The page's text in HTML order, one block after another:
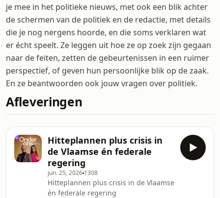
je mee in het politieke nieuws, met ook een blik achter
de schermen van de politiek en de redactie, met details
die je nog nergens hoorde, en die soms verklaren wat
er écht speelt. Ze leggen uit hoe ze op zoek zijn gegaan
naar de feiten, zetten de gebeurtenissen in een ruimer
perspectief, of geven hun persoonlijke blik op de zaak.
En ze beantwoorden ook jouw vragen over politiek.
Afleveringen
Hitteplannen plus crisis in
de Vlaamse én federale
regering
jun. 25, 2026 1308
Hitteplannen plus crisis in de Vlaamse
én federale regering